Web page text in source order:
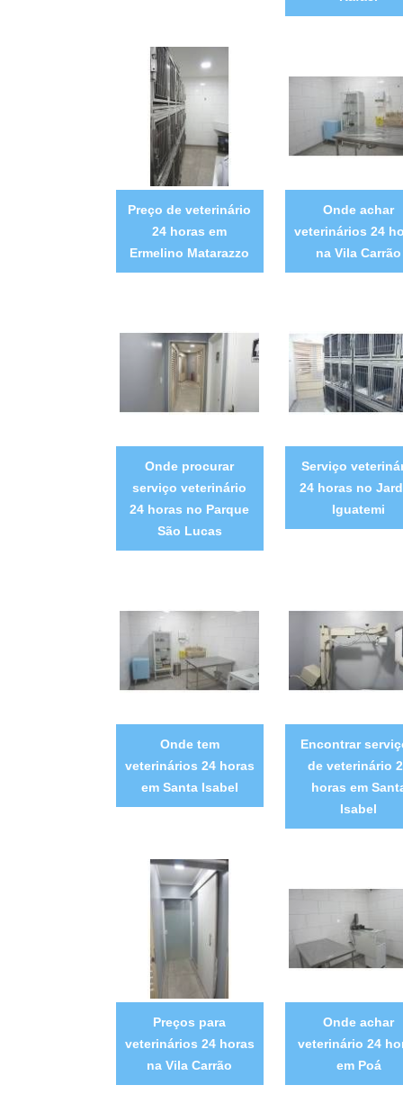
Preço de veterinário
24 horas em
Ermelino Matarazzo
Onde achar
veterinários 24
na Vila Carrão
Onde procurar
serviço veterinário
24 horas no Parque
São Lucas
Serviço
24 horas no
Iguatemi
Onde tem
veterinários 24 horas
em Santa Isabel
Encontrar
de veterinário
horas em
Isabel
Preços para
veterinários 24 horas
na Vila Carrão
Onde achar
veterinário 24
em Poá